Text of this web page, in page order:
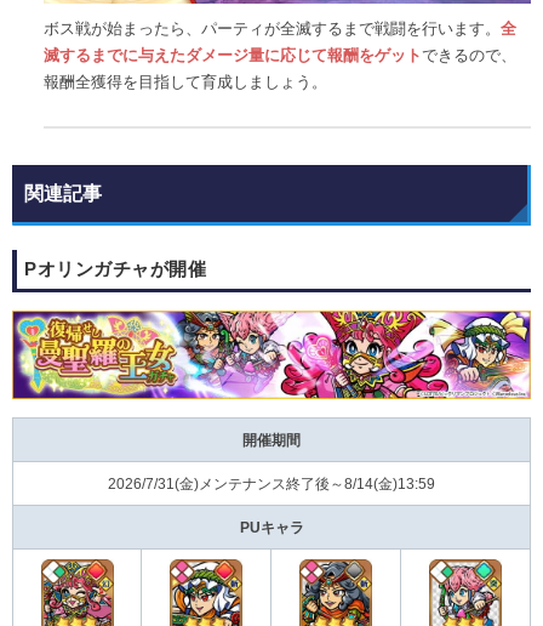
ボス戦が始まったら、パーティが全滅するまで戦闘を行います。 全
滅するまでに与えたダメージ量に応じて報酬をゲットできるので、
報酬全獲得を目指して育成しましょう。
関連記事
Pオリンガチャが開催
開催期間
2026/7/31(金)メンテナンス終了後～8/14(金)13:59
PUキャラ